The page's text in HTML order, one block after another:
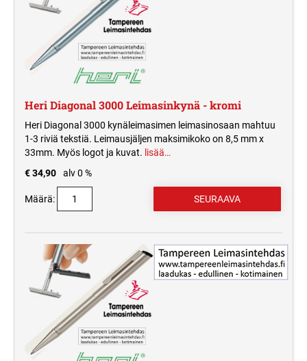
Heri Diagonal 3000 Leimasinkynä - kromi
Heri Diagonal 3000 kynäleimasimen leimasinosaan mahtuu
1-3 riviä tekstiä. Leimausjäljen maksimikoko on 8,5 mm x
33mm. Myös logot ja kuvat. lisää…
€ 34,90
alv 0 %
Määrä: